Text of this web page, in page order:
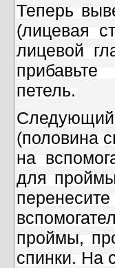
Теперь
(лицевая
лицевой
петель.
(половина
на
для
проймы,
спинки. На